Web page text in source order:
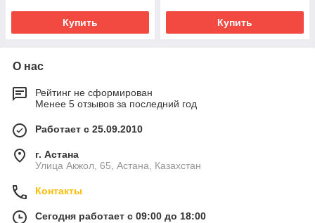
Купить Купить
О нас
Рейтинг не сформирован
Менее 5 отзывов за последний год
Работает с 25.09.2010
г. Астана
Улица Акжол, 65, Астана, Казахстан
Контакты
Сегодня работает с 09:00 до 18:00